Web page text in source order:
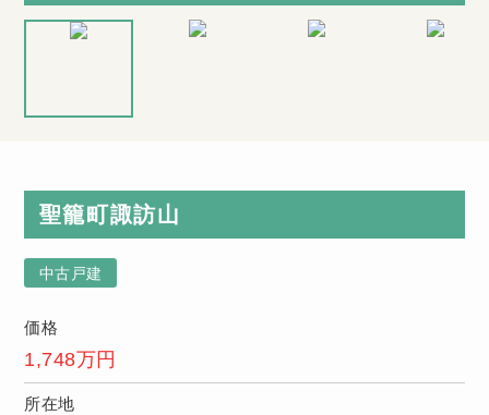
聖籠町諏訪山
中古戸建
価格
1,748万円
所在地